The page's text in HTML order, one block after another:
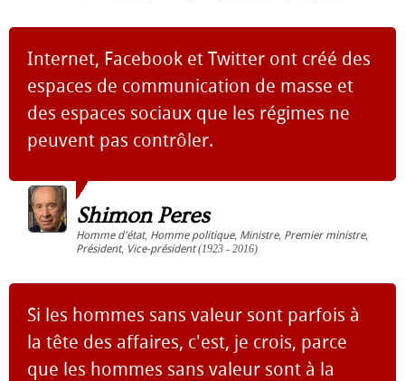
Internet, Facebook et Twitter ont créé des
espaces de communication de masse et
des espaces sociaux que les régimes ne
peuvent pas contrôler.
Shimon Peres
Homme d'état, Homme politique, Ministre, Premier ministre,
Président, Vice-président(1923 - 2016)
Si les hommes sans valeur sont parfois à
la tête des affaires, c'est, je crois, parce
que les hommes sans valeur sont à la